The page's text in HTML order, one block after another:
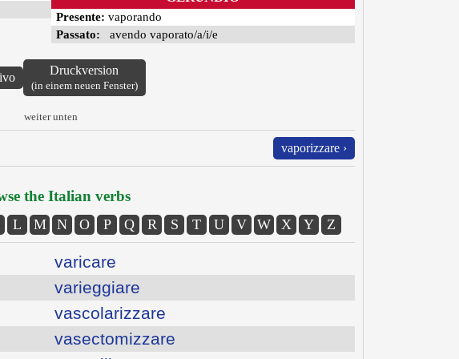
Presente: vaporando
Passato: avendo vaporato/a/i/e
Druckversion
(in einem neuen Fenster)
weiter unten
vaporizzare ›
the Italian verbs
L M N O P Q R S T U V W X Y Z
varicare
varieggiare
vascolarizzare
vasectomizzare